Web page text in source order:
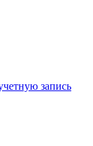
запись